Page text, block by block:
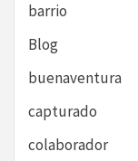
barrio
Blog
buenaventura
capturado
colaborador